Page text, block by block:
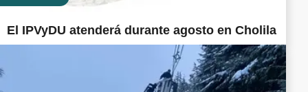
El IPVyDU atenderá durante agosto en Cholila